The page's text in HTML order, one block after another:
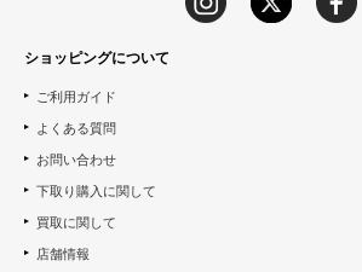
ショッピングについて
ご利用ガイド
よくある質問
お問い合わせ
下取り購入に関して
買取に関して
店舗情報